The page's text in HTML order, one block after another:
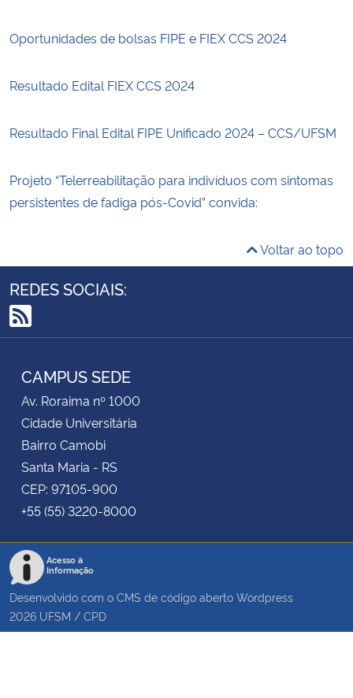
Oportunidades de bolsas FIPE e FIEX CCS 2024
Resultado Edital FIEX CCS 2024
Resultado Final Edital FIPE Unificado 2024 – CCS/UFSM
Projeto “Telerreabilitação para indivíduos com sintomas
persistentes de fadiga pós-Covid” convida:
Voltar ao topo
REDES SOCIAIS:
RSS
CAMPUS SEDE
Av. Roraima nº 1000
Cidade Universitária
Bairro Camobi
Santa Maria - RS
CEP: 97105-900
+55 (55) 3220-8000
Acesso à
Informação
Desenvolvido com o CMS de código aberto Wordpress
2026 UFSM / CPD